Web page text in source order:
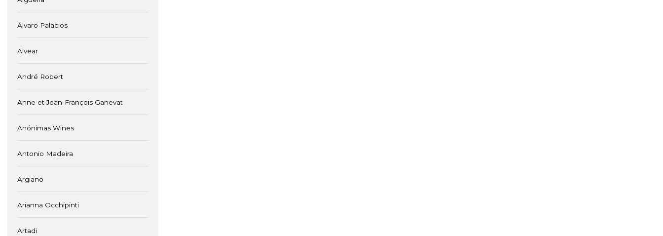
Álvaro Palacios
Alvear
André Robert
Anne et Jean-François Ganevat
Anónimas Wines
Antonio Madeira
Argiano
Arianna Occhipinti
Artadi